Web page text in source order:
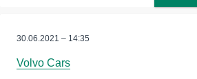
30.06.2021 – 14:35
Volvo Cars